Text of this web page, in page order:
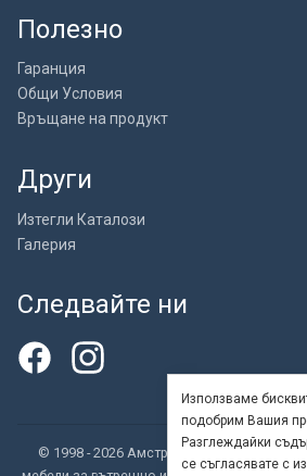
Използваме
подобрим Вашия
Разглеждайки
се съгласявате с
Полезно
Гаранция
Общи Условия
Връщане на продукт
Други
Изтегли Каталози
Галерия
Следвайте ни
© 1998 - 2026 Амстрат ООД - внос,